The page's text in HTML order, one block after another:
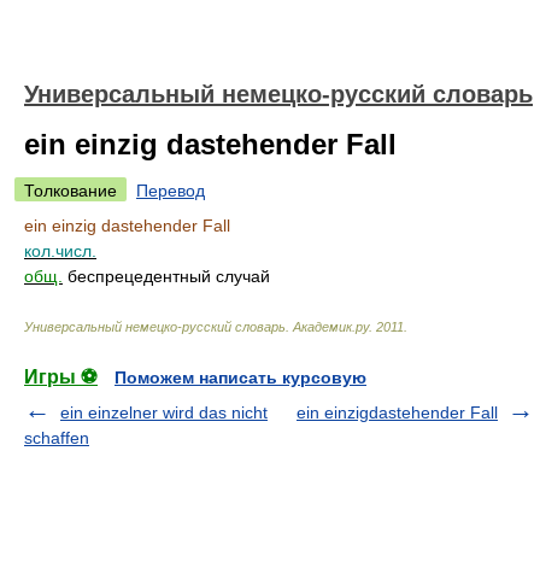
Универсальный немецко-русский словарь
ein einzig dastehender Fall
Толкование
Перевод
ein einzig dastehender Fall
кол.числ.
общ. беспрецедентный случай
Универсальный немецко-русский словарь Академик.ру. 2011
Игры ⚽
Поможем написать курсовую
ein einzelner wird das nicht
schaffen
ein einzigdastehender Fall